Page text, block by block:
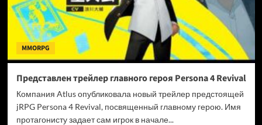
лозунгом
возвращения
к
истокам
MMORPG
Представлен трейлер главного героя Persona 4 Revival
Компания Atlus опубликовала новый трейлер предстоящей
jRPG Persona 4 Revival, посвященный главному герою. Имя
протагонисту задает сам игрок в начале...